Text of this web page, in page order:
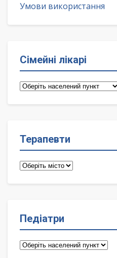
Умови використання
Сімейні лікарі
Сімейні
Терапевти
Терапевти
Педіатри
Педіатри